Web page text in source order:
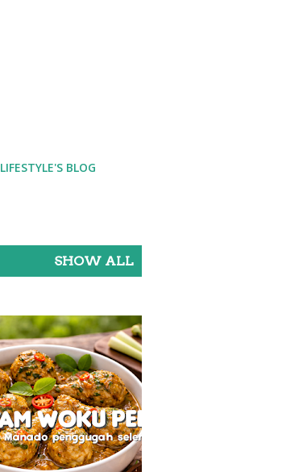
LIFESTYLE'S BLOG
SHOW ALL